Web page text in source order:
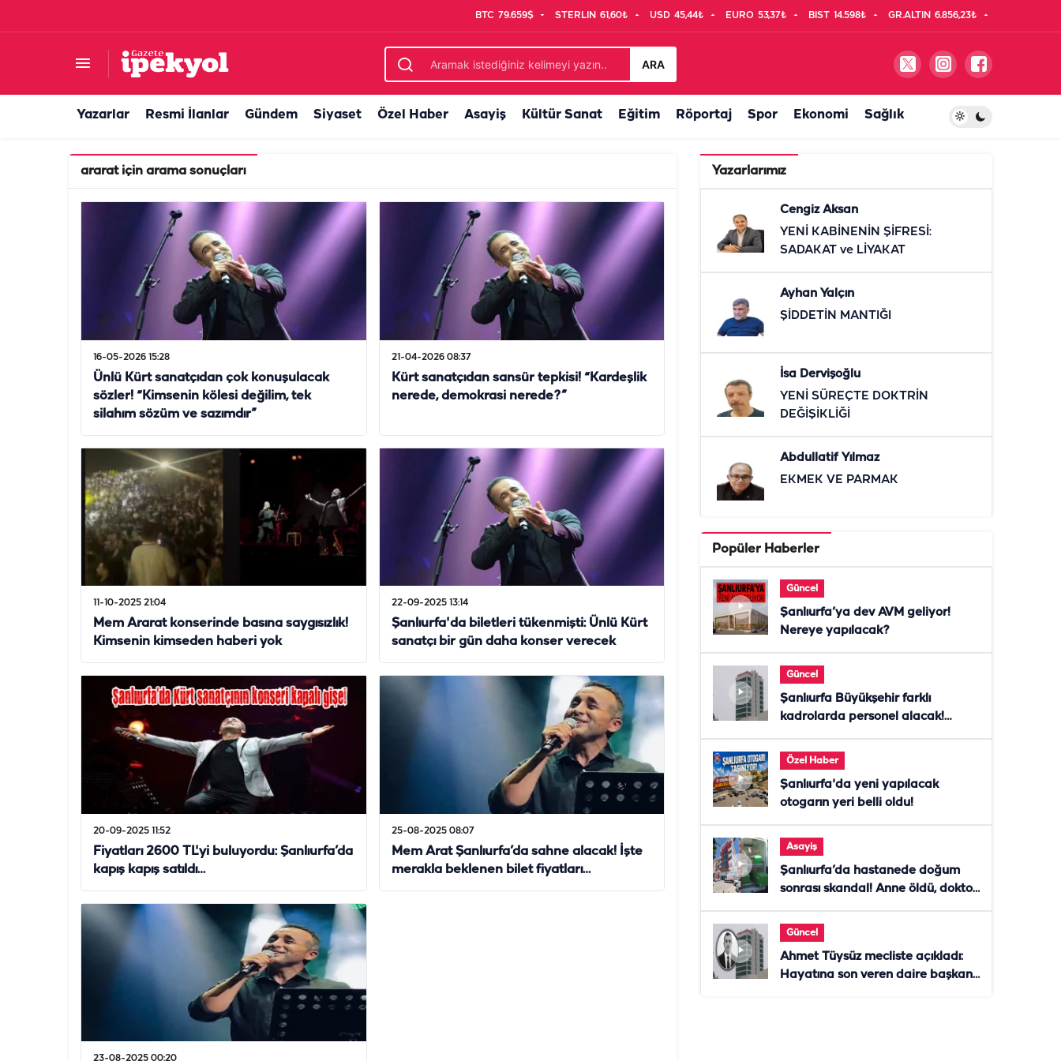
BTC 79.659$ STERLIN 61,60₺ USD 45,44₺ EURO 53,37₺ BIST 14.598₺ GR.ALTIN 6.856,23₺
ARA
Yazarlar Resmi İlanlar Gündem Siyaset Özel Haber Asayiş Kültür Sanat Eğitim Röportaj Spor Ekonomi Sağlık
araratiçin arama sonuçları
16-05-2026 15:28
Ünlü Kürt sanatçıdan çok konuşulacak
sözler! “Kimsenin kölesi değilim, tek
silahım sözüm ve sazımdır”
21-04-2026 08:37
Kürt sanatçıdan sansür tepkisi! “Kardeşlik
nerede, demokrasi nerede?”
11-10-2025 21:04
Mem Ararat konserinde basına saygısızlık!
Kimsenin kimseden haberi yok
22-09-2025 13:14
Şanlıurfa'da biletleri tükenmişti: Ünlü Kürt
sanatçı bir gün daha konser verecek
20-09-2025 11:52
Fiyatları 2600 TL'yi buluyordu: Şanlıurfa’da
kapış kapış satıldı…
25-08-2025 08:07
Mem Arat Şanlıurfa’da sahne alacak! İşte
merakla beklenen bilet fiyatları…
23-08-2025 00:20
Yazarlarımız
Cengiz Aksan
YENİ KABİNENİN ŞİFRESİ:
SADAKAT ve LİYAKAT
Ayhan Yalçın
ŞİDDETİN MANTIĞI
İsa Dervişoğlu
YENİ SÜREÇTE DOKTRİN
DEĞİŞİKLİĞİ
Abdullatif Yılmaz
EKMEK VE PARMAK
Popüler Haberler
Güncel
Şanlıurfa’ya dev AVM geliyor!
Nereye yapılacak?
Güncel
Şanlıurfa Büyükşehir farklı
kadrolarda personel alacak!
Özel Haber
Şanlıurfa'da yeni yapılacak
otogarın yeri belli oldu!
Asayiş
Şanlıurfa’da hastanede doğum
sonrası skandal! Anne öldü, doktor
Güncel
Ahmet Tüysüz mecliste açıkladı:
Hayatına son veren daire başkanı